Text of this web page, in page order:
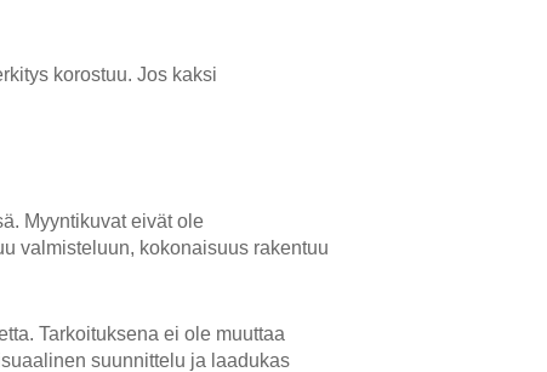
korostuu. Jos kaksi
Myyntikuvat eivät ole
valmisteluun, kokonaisuus rakentuu
Tarkoituksena ei ole muuttaa
suunnittelu ja laadukas